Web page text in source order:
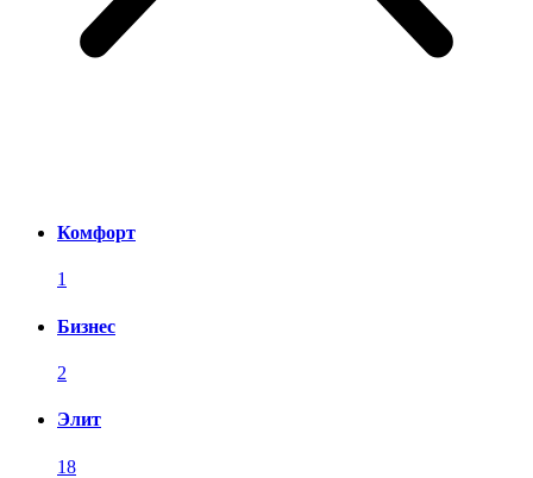
Комфорт
1
Бизнес
2
Элит
18